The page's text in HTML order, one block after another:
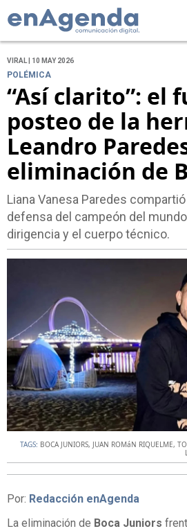
VIRAL | 10 MAY 2026
POLÉMICA
“Así clarito”: el
posteo de la
Leandro
eliminación de
Liana Vanesa Paredes
defensa del campeón del
dirigencia y el cuerpo técnico.
TAGS: BOCA JUNIORS, JUAN ROMáN RIQUELME,
Por: Redacción enAgenda
La eliminación de Boca Juniors